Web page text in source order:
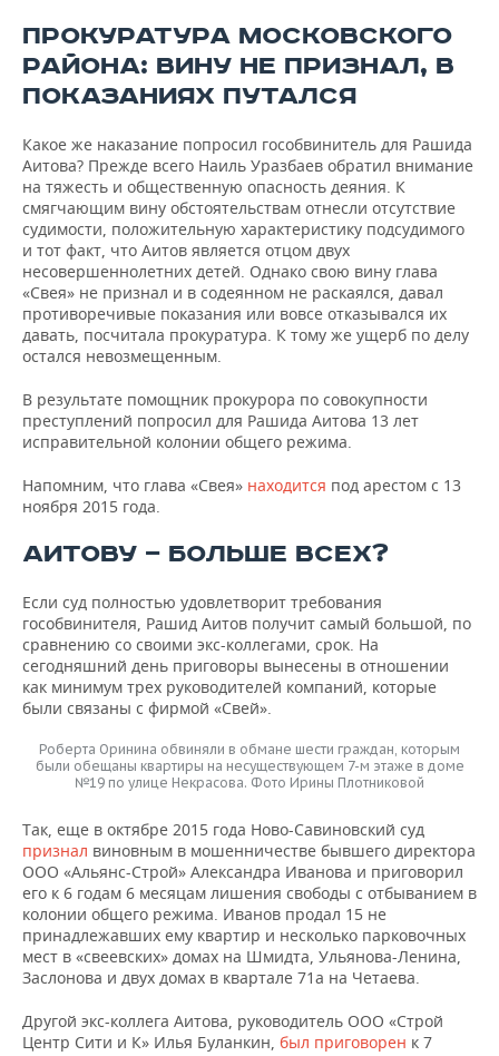
ПРОКУРАТУРА МОСКОВСКОГО
РАЙОНА: ВИНУ НЕ ПРИЗНАЛ, В
ПОКАЗАНИЯХ ПУТАЛСЯ
Какое же наказание попросил гособвинитель для Рашида
Аитова? Прежде всего Наиль Уразбаев обратил внимание
на тяжесть и общественную опасность деяния. К
смягчающим вину обстоятельствам отнесли отсутствие
судимости, положительную характеристику подсудимого
и тот факт, что Аитов является отцом двух
несовершеннолетних детей. Однако свою вину глава
«Свея» не признал и в содеянном не раскаялся, давал
противоречивые показания или вовсе отказывался их
давать, посчитала прокуратура. К тому же ущерб по делу
остался невозмещенным.
В результате помощник прокурора по совокупности
преступлений попросил для Рашида Аитова 13 лет
исправительной колонии общего режима.
Напомним, что глава «Свея» находится под арестом с 13
ноября 2015 года.
АИТОВУ — БОЛЬШЕ ВСЕХ?
Если суд полностью удовлетворит требования
гособвинителя, Рашид Аитов получит самый большой, по
сравнению со своими экс-коллегами, срок. На
сегодняшний день приговоры вынесены в отношении
как минимум трех руководителей компаний, которые
были связаны с фирмой «Свей».
Роберта Оринина обвиняли в обмане шести граждан, которым
были обещаны квартиры на несуществующем 7-м этаже в доме
№19 по улице Некрасова. Фото Ирины Плотниковой
Так, еще в октябре 2015 года Ново-Савиновский суд
признал виновным в мошенничестве бывшего директора
ООО «Альянс-Строй» Александра Иванова и приговорил
его к 6 годам 6 месяцам лишения свободы с отбыванием в
колонии общего режима. Иванов продал 15 не
принадлежавших ему квартир и несколько парковочных
мест в «свеевских» домах на Шмидта, Ульянова-Ленина,
Заслонова и двух домах в квартале 71а на Четаева.
Другой экс-коллега Аитова, руководитель ООО «Строй
Центр Сити и К» Илья Буланкин, был приговорен к 7